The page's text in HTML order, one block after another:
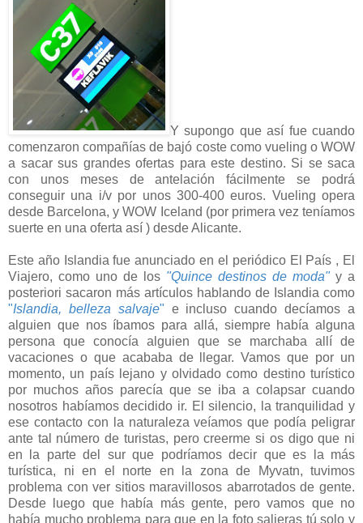
Y supongo que así fue cuando
comenzaron compañías de bajó coste como vueling o WOW
a sacar sus grandes ofertas para este destino. Si se saca
con unos meses de antelación fácilmente se podrá
conseguir una i/v por unos 300-400 euros. Vueling opera
desde Barcelona, y WOW Iceland (por primera vez teníamos
suerte en una oferta así ) desde Alicante.
Este año Islandia fue anunciado en el periódico El País , El
Viajero, como uno de los "Quince destinos de moda"y a
posteriori sacaron más artículos hablando de Islandia como
"Islandia, belleza salvaje" e incluso cuando decíamos a
alguien que nos íbamos para allá, siempre había alguna
persona que conocía alguien que se marchaba allí de
vacaciones o que acababa de llegar. Vamos que por un
momento, un país lejano y olvidado como destino turístico
por muchos años parecía que se iba a colapsar cuando
nosotros habíamos decidido ir. El silencio, la tranquilidad y
ese contacto con la naturaleza veíamos que podía peligrar
ante tal número de turistas, pero creerme si os digo que ni
en la parte del sur que podríamos decir que es la más
turística, ni en el norte en la zona de Myvatn, tuvimos
problema con ver sitios maravillosos abarrotados de gente.
Desde luego que había más gente, pero vamos que no
había mucho problema para que en la foto salieras tú solo y